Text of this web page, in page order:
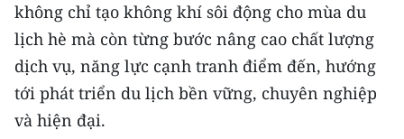
không chỉ tạo không khí sôi động cho mùa du
lịch hè mà còn từng bước nâng cao chất lượng
dịch vụ, năng lực cạnh tranh điểm đến, hướng
tới phát triển du lịch bền vững, chuyên nghiệp
và hiện đại.